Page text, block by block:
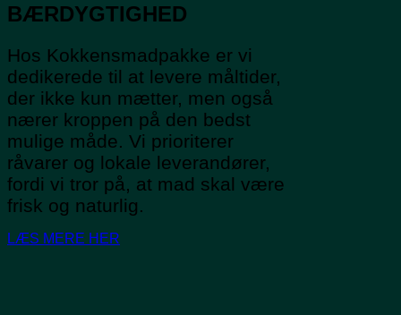
BÆRDYGTIGHED
Hos Kokkensmadpakke er vi
dedikerede til at levere måltider,
der ikke kun mætter, men også
nærer kroppen på den bedst
mulige måde. Vi prioriterer
råvarer og lokale leverandører,
fordi vi tror på, at mad skal være
frisk og naturlig.
LÆS MERE HER